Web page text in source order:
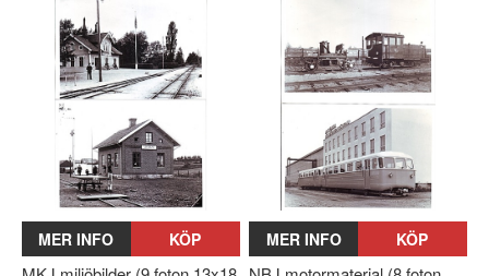
MER INFO KÖP MER INFO KÖP